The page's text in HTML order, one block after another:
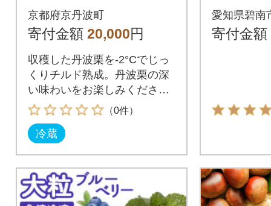
町産 丹波栗)
京都府京丹波町
寄付金額 20,000円
収穫した丹波栗を-2°Cでじっ
くりチルド熟成。丹波栗の深
い味わいをお楽しみくださ
い。
（0件）
冷蔵
(計1kg)
愛知県碧南
寄付金額